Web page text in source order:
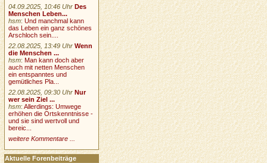
04.09.2025, 10:46 Uhr Des
Menschen Leben...
hsm:Und manchmal kann
das Leben ein ganz schönes
Arschloch sein....
22.08.2025, 13:49 Uhr Wenn
die Menschen ...
hsm:Man kann doch aber
auch mit netten Menschen
ein entspanntes und
gemütliches Pla...
22.08.2025, 09:30 Uhr Nur
wer sein Ziel ...
hsm:Allerdings: Umwege
erhöhen die Ortskenntnisse -
und sie sind wertvoll und
bereic...
weitere Kommentare ...
Aktuelle Forenbeiträge